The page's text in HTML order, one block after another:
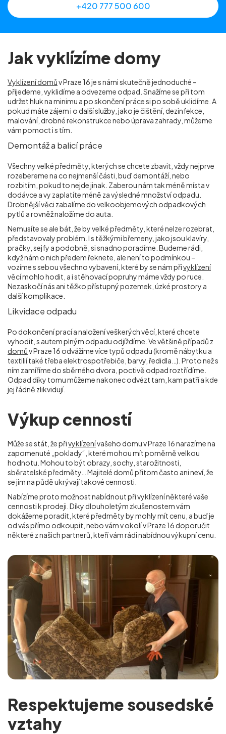
+420 777 500 600
Jak vyklízíme domy
Vyklízení domův Praze 16 je s námi skutečně jednoduché –
přijedeme, vyklidíme a odvezeme odpad. Snažíme se při tom
udržet hluk na minimu a po skončení práce si po sobě uklidíme. A
pokud máte zájem i o další služby, jako je čištění, dezinfekce,
malování, drobné rekonstrukce nebo úprava zahrady, můžeme
vám pomoct i s tím.
Demontáž a balicí práce
Všechny velké předměty, kterých se chcete zbavit, vždy nejprve
rozebereme na co nejmenší části, buď demontáží, nebo
rozbitím, pokud to nejde jinak. Zaberou nám tak méně místa v
dodávce a vy zaplatíte méně za výsledné množství odpadu.
Drobnější věci zabalíme do velkoobjemových odpadkových
pytlů a rovněž naložíme do auta.
Nemusíte se ale bát, že by velké předměty, které nelze rozebrat,
představovaly problém. I s těžkými břemeny, jako jsou klavíry,
pračky, sejfy a podobně, si snadno poradíme. Budeme rádi,
když nám o nich předem řeknete, ale není to podmínkou –
vozíme s sebou všechno vybavení, které by se nám přivyklízení
věcí mohlo hodit, a i stěhovací popruhy máme vždy po ruce.
Nezaskočí nás ani těžko přístupný pozemek, úzké prostory a
další komplikace.
Likvidace odpadu
Po dokončení prací a naložení veškerých věcí, které chcete
vyhodit, s autem plným odpadu odjíždíme. Ve většině případů z
domův Praze 16 odvážíme více typů odpadu (kromě nábytku a
textilií také třeba elektrospotřebiče, barvy, ředidla…). Proto než s
ním zamíříme do sběrného dvora, poctivě odpad roztřídíme.
Odpad díky tomu můžeme nakonec odvézt tam, kam patří a kde
jej řádně zlikvidují.
Výkup cenností
Může se stát, že přivyklízenívašeho domu v Praze 16 narazíme na
zapomenuté „poklady“, které mohou mít poměrně velkou
hodnotu. Mohou to být obrazy, sochy, starožitnosti,
sběratelské předměty… Majitelé domů přitom často ani neví, že
se jim na půdě ukrývají takové cennosti.
Nabízíme proto možnost nabídnout při vyklízení některé vaše
cennosti k prodeji. Díky dlouholetým zkušenostem vám
dokážeme poradit, které předměty by mohly mít cenu, a buď je
od vás přímo odkoupit, nebo vám v okolív Praze 16 doporučit
některé z našich partnerů, kteří vám rádi nabídnou výkupní cenu.
Respektujeme sousedské
vztahy